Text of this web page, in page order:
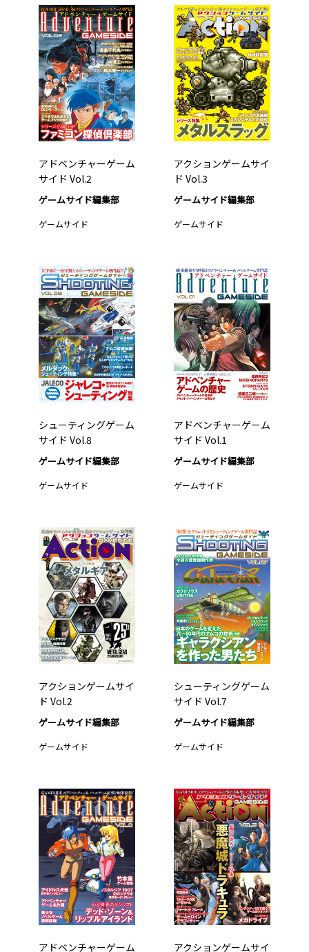
アドベンチャーゲーム
サイド Vol.2
ゲームサイド編集部
ゲームサイド
アクションゲームサイ
ド Vol.3
ゲームサイド編集部
ゲームサイド
シューティングゲーム
サイド Vol.8
ゲームサイド編集部
ゲームサイド
アドベンチャーゲーム
サイド Vol.1
ゲームサイド編集部
ゲームサイド
アクションゲームサイ
ド Vol.2
ゲームサイド編集部
ゲームサイド
シューティングゲーム
サイド Vol.7
ゲームサイド編集部
ゲームサイド
アドベンチャーゲーム アクションゲームサイ